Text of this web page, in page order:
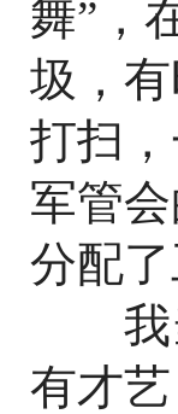
舞”，
圾，
打扫
军管
分配
我当
有才